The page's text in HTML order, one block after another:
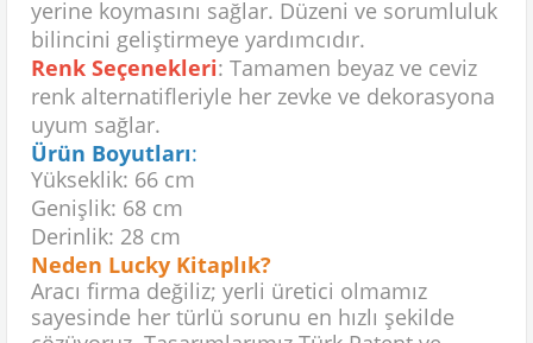
yerine koymasını sağlar. Düzeni ve sorumluluk
bilincini geliştirmeye yardımcıdır.
Renk Seçenekleri: Tamamen beyaz ve ceviz
renk alternatifleriyle her zevke ve dekorasyona
uyum sağlar.
Ürün Boyutları:
Yükseklik: 66 cm
Genişlik: 68 cm
Derinlik: 28 cm
Neden Lucky Kitaplık?
Aracı firma değiliz; yerli üretici olmamız
sayesinde her türlü sorunu en hızlı şekilde